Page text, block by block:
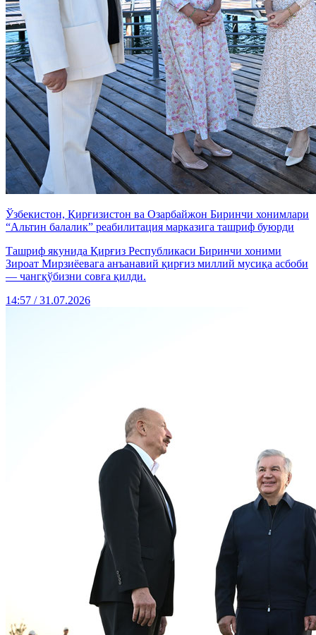
Ўзбекистон, Қирғизистон ва Озарбайжон Биринчи хонимлари
“Альтин балалик” реабилитация марказига ташриф буюрди
Ташриф якунида Қирғиз Республикаси Биринчи хоними
Зироат Мирзиёевага анъанавий қирғиз миллий мусиқа асбоби
— чангқўбизни совға қилди.
14:57 / 31.07.2026